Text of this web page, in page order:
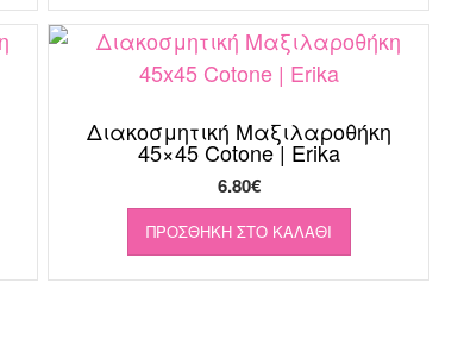
Διακοσμητική Μαξιλαροθήκη
45×45 Cotone | Erika
6.80€
ΠΡΟΣΘΉΚΗ ΣΤΟ ΚΑΛΆΘΙ